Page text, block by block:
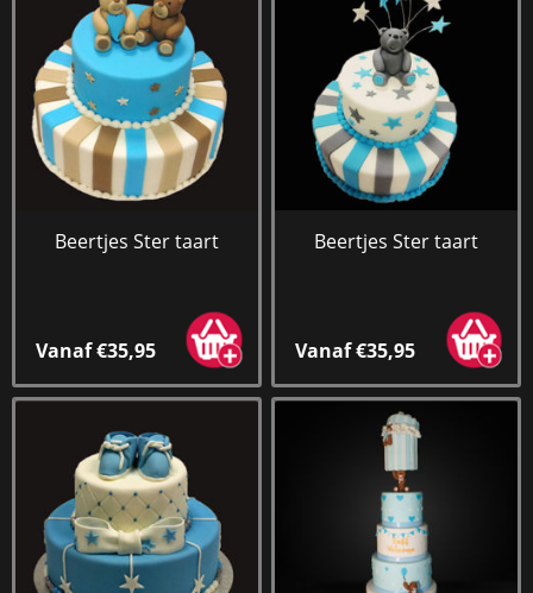
Beertjes Ster taart
Vanaf €35,95
Beertjes Ster taart
Vanaf €35,95